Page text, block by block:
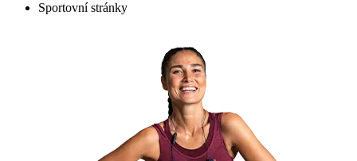
Sportovní stránky